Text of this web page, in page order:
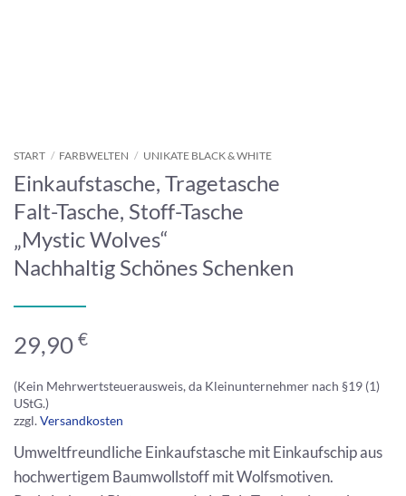
START / FARBWELTEN / UNIKATE BLACK & WHITE
Einkaufstasche, Tragetasche
Falt-Tasche, Stoff-Tasche
„Mystic Wolves“
Nachhaltig Schönes Schenken
29,90 €
(Kein Mehrwertsteuerausweis, da Kleinunternehmer nach §19 (1)
UStG.)
zzgl.Versandkosten
Umweltfreundliche Einkaufstasche mit Einkaufschip aus
hochwertigem Baumwollstoff mit Wolfsmotiven.